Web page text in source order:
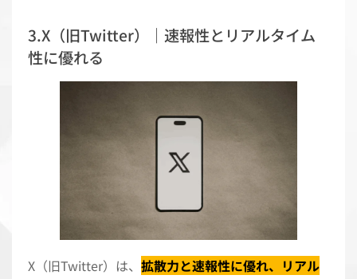
3.X（旧Twitter）｜速報性とリアルタイム
性に優れる
X（旧Twitter）は、 拡散力と速報性に優れ、リアル